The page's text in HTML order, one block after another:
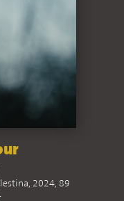
2024, 89